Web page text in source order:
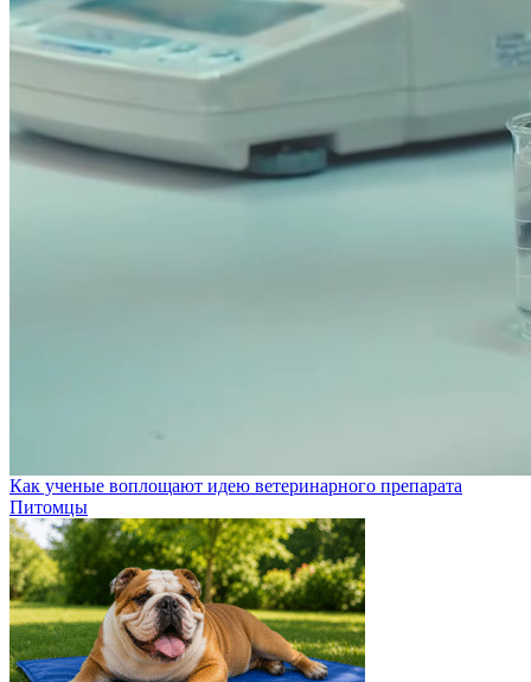
Как ученые воплощают идею ветеринарного препарата
Питомцы